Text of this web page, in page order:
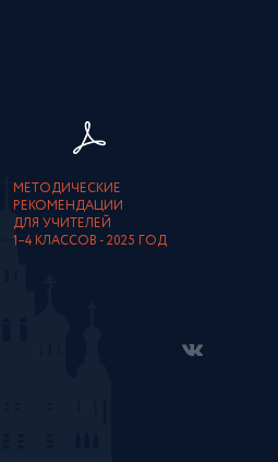
МЕТОДИЧЕСКИЕ
РЕКОМЕНДАЦИИ
ДЛЯ УЧИТЕЛЕЙ
1–4 КЛАССОВ - 2025 ГОД